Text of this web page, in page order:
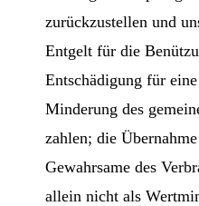
zurückzustellen und
Entgelt für die
Entschädigung für
Minderung des
zahlen; die
Gewahrsame des
allein nicht als